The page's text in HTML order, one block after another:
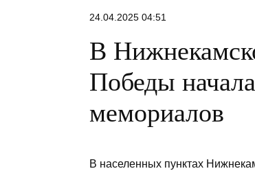
24.04.2025 04:51
В
Победы
мемориалов
В населенных пунктах